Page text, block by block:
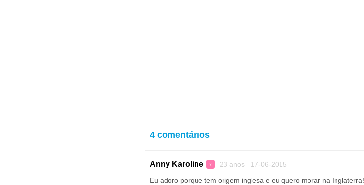
4 comentários
Anny Karoline ♀ 23 anos 17-06-2015
Eu adoro porque tem origem inglesa e eu quero morar na Inglaterra!